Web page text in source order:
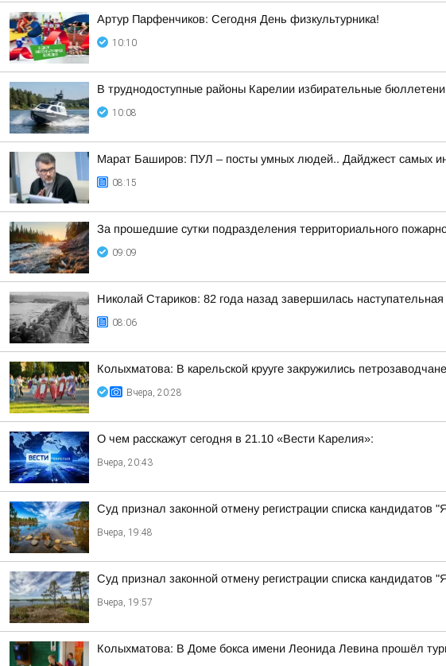
Артур Парфенчиков: Сегодня День физкультурника!
10:10
В труднодоступные районы Карелии избирательные
10:08
Марат Баширов: ПУЛ – посты умных людей.. Дайджест самых
08:15
За прошедшие сутки подразделения территориального
09:09
Николай Стариков: 82 года назад завершилась
08:06
Колыхматова: В карельской крууге закружились
Вчера, 20:28
О чем расскажут сегодня в 21.10 «Вести Карелия»:
Вчера, 20:43
Суд признал законной отмену регистрации списка кандидатов
Вчера, 19:48
Суд признал законной отмену регистрации списка
Вчера, 19:57
Колыхматова: В Доме бокса имени Леонида Левина прошёл